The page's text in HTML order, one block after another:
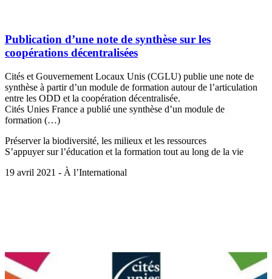
Publication d’une note de synthèse sur les
coopérations décentralisées
Cités et Gouvernement Locaux Unis (CGLU) publie une note de
synthèse à partir d’un module de formation autour de l’articulation
entre les ODD et la coopération décentralisée.
Cités Unies France a publié une synthèse d’un module de
formation (…)
Préserver la biodiversité, les milieux et les ressources
S’appuyer sur l’éducation et la formation tout au long de la vie
19 avril 2021 - À l’International